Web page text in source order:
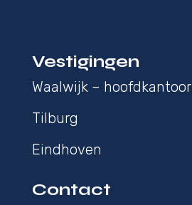
Vestigingen
Waalwijk – hoofdkantoor
Tilburg
Eindhoven
Contact